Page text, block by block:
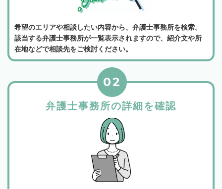
希望のエリアや相談したい内容から、弁護士事務所を検索。
該当する弁護士事務所が一覧表示されますので、紹介文や所
在地などで相談先をご検討ください。
弁護士事務所の詳細を確認
02